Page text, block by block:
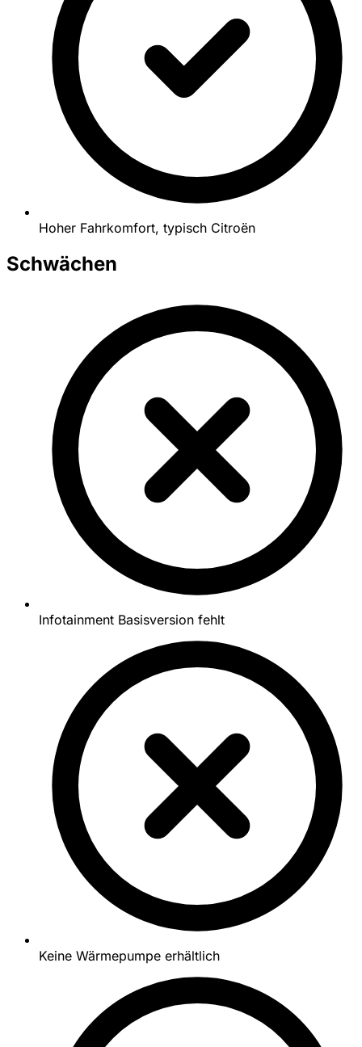
Hoher Fahrkomfort, typisch Citroën
Schwächen
Infotainment Basisversion fehlt
Keine Wärmepumpe erhältlich